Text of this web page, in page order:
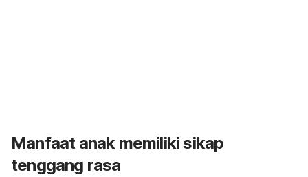
Manfaat anak memiliki sikap
tenggang rasa